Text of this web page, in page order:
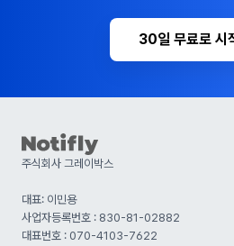
30일 무료로 시
주식회사 그레이박스
대표: 이민용
사업자등록번호 : 830-81-02882
대표번호 : 070-4103-7622